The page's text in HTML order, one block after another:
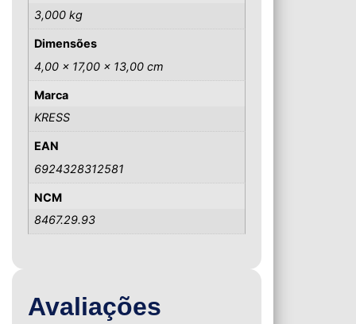
3,000 kg
Dimensões
4,00 × 17,00 × 13,00 cm
Marca
KRESS
EAN
6924328312581
NCM
8467.29.93
Avaliações